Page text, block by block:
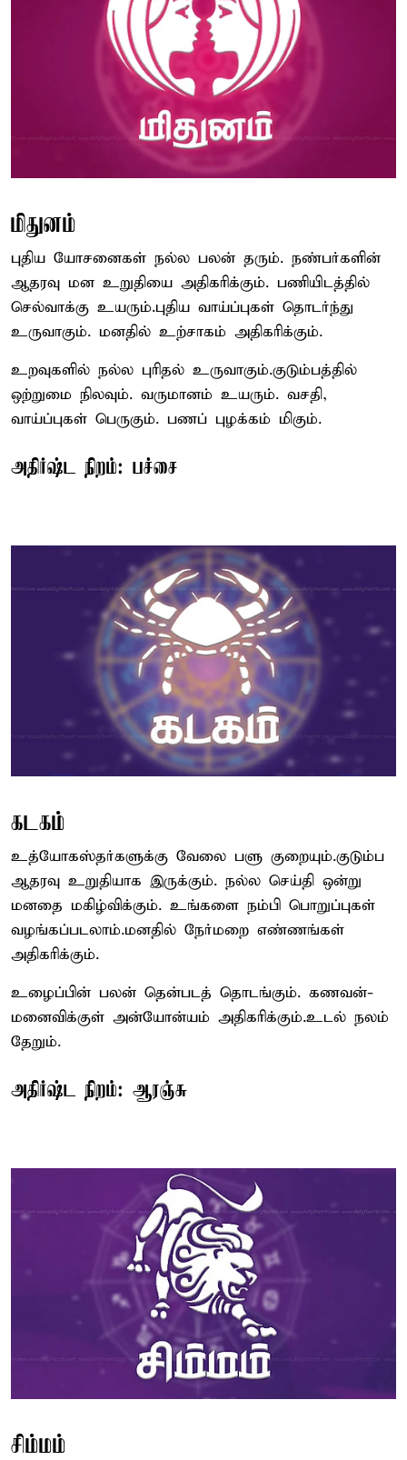
மிதுனம்
புதிய யோசனைகள் நல்ல பலன் தரும். நண்பர்களின்
ஆதரவு மன உறுதியை அதிகரிக்கும். பணியிடத்தில்
செல்வாக்கு உயரும்.புதிய வாய்ப்புகள் தொடர்ந்து
உருவாகும். மனதில் உற்சாகம் அதிகரிக்கும்.
உறவுகளில் நல்ல புரிதல் உருவாகும்.குடும்பத்தில்
ஒற்றுமை நிலவும். வருமானம் உயரும். வசதி,
வாய்ப்புகள் பெருகும். பணப் புழக்கம் மிகும்.
அதிர்ஷ்ட நிறம்: பச்சை
கடகம்
உத்யோகஸ்தர்களுக்கு வேலை பளு குறையும்.குடும்ப
ஆதரவு உறுதியாக இருக்கும். நல்ல செய்தி ஒன்று
மனதை மகிழ்விக்கும். உங்களை நம்பி பொறுப்புகள்
வழங்கப்படலாம்.மனதில் நேர்மறை எண்ணங்கள்
அதிகரிக்கும்.
உழைப்பின் பலன் தென்படத் தொடங்கும். கணவன்-
மனைவிக்குள் அன்யோன்யம் அதிகரிக்கும்.உடல் நலம்
தேறும்.
அதிர்ஷ்ட நிறம்: ஆரஞ்சு
சிம்மம்